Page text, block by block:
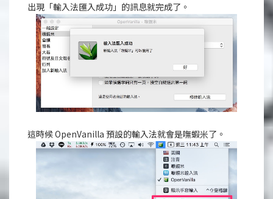
出現「輸入法匯入成功」的訊息就完成了。
這時候 OpenVanilla 預設的輸入法就會是嘸蝦米了。